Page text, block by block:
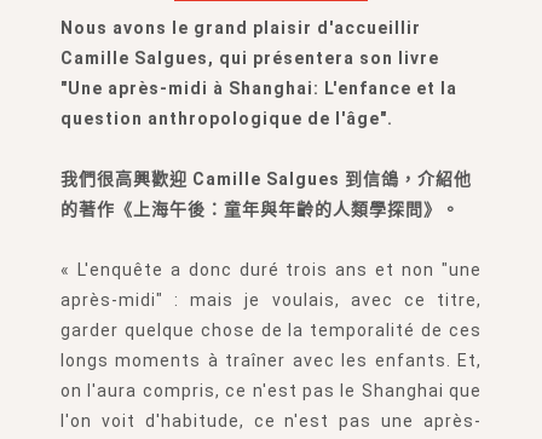
Nous avons le grand plaisir d'accueillir
Camille Salgues, qui présentera son livre
"Une après-midi à Shanghai: L'enfance et la
question anthropologique de l'âge".
我們很高興歡迎 Camille Salgues 到信鴿，介紹他
的著作《上海午後：童年與年齡的人類學探問》。
« L'enquête a donc duré trois ans et non "une
après-midi" : mais je voulais, avec ce titre,
garder quelque chose de la temporalité de ces
longs moments à traîner avec les enfants. Et,
on l'aura compris, ce n'est pas le Shanghai que
l'on voit d'habitude, ce n'est pas une après-